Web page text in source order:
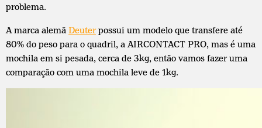
problema.
A marca alemã Deuterpossui um modelo que transfere até
80% do peso para o quadril, a AIRCONTACT PRO, mas é uma
mochila em si pesada, cerca de 3kg, então vamos fazer uma
comparação com uma mochila leve de 1kg.